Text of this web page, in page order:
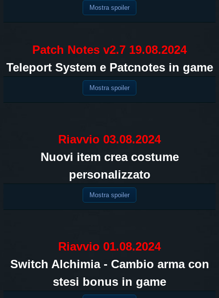
Mostra spoiler
Patch Notes v2.7 19.08.2024
Teleport System e Patcnotes in game
Mostra spoiler
Riavvio 03.08.2024
Nuovi item crea costume
personalizzato
Mostra spoiler
Riavvio 01.08.2024
Switch Alchimia - Cambio arma con
stesi bonus in game